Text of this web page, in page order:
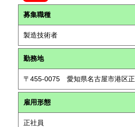
募集職種
製造技術者
勤務地
〒455-0075 愛知県名古屋市港区
雇用形態
正社員